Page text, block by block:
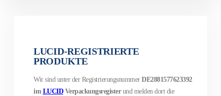
LUCID-REGISTRIERTE
PRODUKTE
Wir sind unter der Registrierungsnummer DE2881577623392
im LUCIDVerpackungsregisterund melden dort die